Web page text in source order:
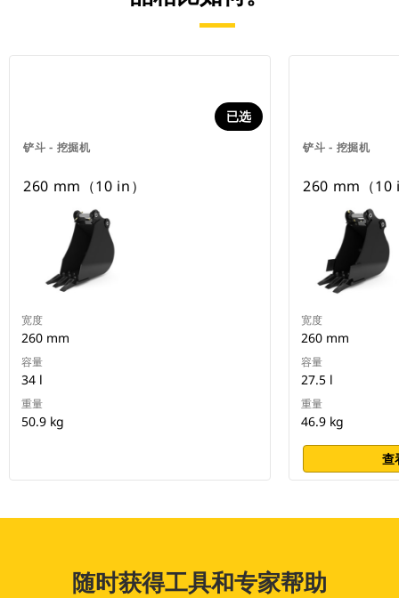
铲斗 - 挖掘机
已选
260 mm（10 in）
宽度
260 mm
容量
34 l
重量
50.9 kg
铲斗 - 挖掘机
260 mm（10
宽度
260 mm
容量
27.5 l
重量
46.9 kg
查
随时获得工具和专家帮助